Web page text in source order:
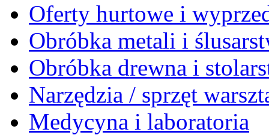
Oferty hurtowe i
Obróbka metali i
Obróbka drewna i
Narzędzia / sprzęt
Medycyna i laboratoria